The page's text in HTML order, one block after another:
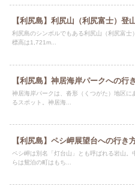
【利尻島】利尻山（利尻富士）登
利尻島のシンボルでもある利尻山（利尻富士
標高は1,721m...
【利尻島】神居海岸パークへの行
神居海岸パークは、沓形（くつがた）地区
るスポット。神居海...
【利尻島】ペシ岬展望台への行き
ペシ岬は別名「灯台山」とも呼ばれる岩山
らは鴛泊の町はもち...